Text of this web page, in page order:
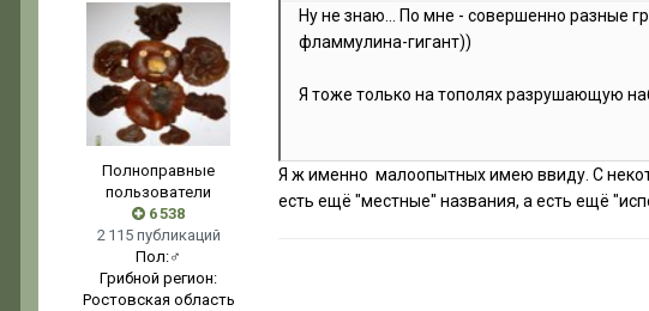
Полноправные
пользователи
6 538
2 115 публикаций
Пол:♂
Грибной регион:
Ростовская область
Ну не знаю... По мне - совершенно разные
фламмулина-гигант))
Я тоже только на тополях разрушающую
Я ж именно малоопытных имею ввиду. С
есть ещё "местные" названия, а есть ещё